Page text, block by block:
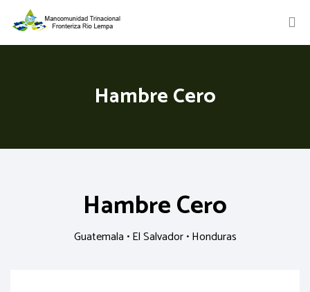
Hambre Cero
Hambre Cero
Guatemala • El Salvador • Honduras